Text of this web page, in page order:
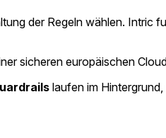
der Regeln wählen. Intric
sicheren europäischen
laufen im